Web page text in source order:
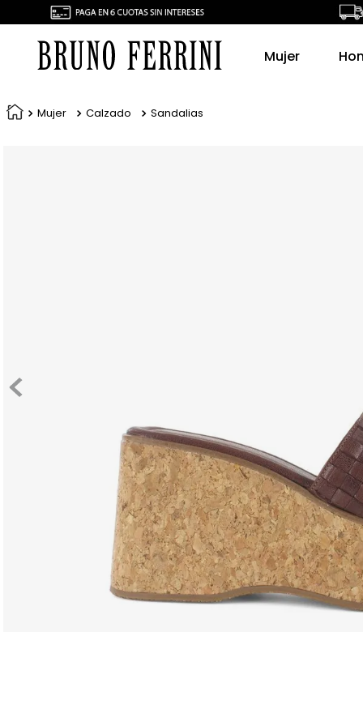
Mujer
Mujer Calzado Sandalias